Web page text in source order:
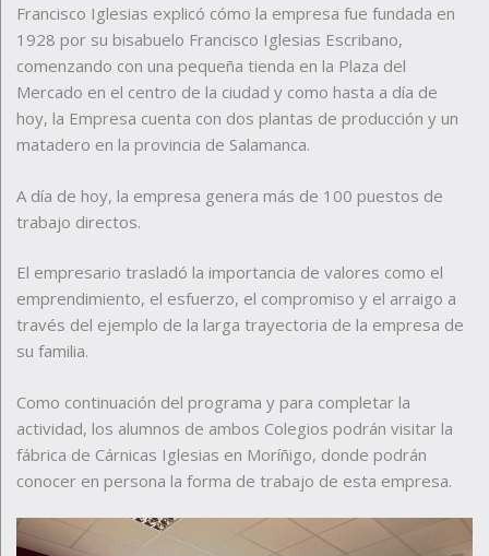
Francisco Iglesias explicó cómo la empresa fue fundada en
1928 por su bisabuelo Francisco Iglesias Escribano,
comenzando con una pequeña tienda en la Plaza del
Mercado en el centro de la ciudad y como hasta a día de
hoy, la Empresa cuenta con dos plantas de producción y un
matadero en la provincia de Salamanca.
A día de hoy, la empresa genera más de 100 puestos de
trabajo directos.
El empresario trasladó la importancia de valores como el
emprendimiento, el esfuerzo, el compromiso y el arraigo a
través del ejemplo de la larga trayectoria de la empresa de
su familia.
Como continuación del programa y para completar la
actividad, los alumnos de ambos Colegios podrán visitar la
fábrica de Cárnicas Iglesias en Moríñigo, donde podrán
conocer en persona la forma de trabajo de esta empresa.